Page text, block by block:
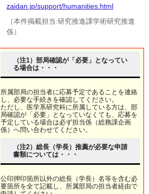
zaidan.jp/support/humanities.html
（本件掲載担当:研究推進課学術研究推進
係）
（注1）部局確認が「必要」となってい
る場合は・・・
所属部局の担当者に応募予定であることを連絡
し、必要な手続きを確認してください。
ただし、医学系研究科に所属している方は、部
局確認が「必要」となっていなくても、応募を
予定している場合は必ず担当係（総務課企画
係）へ問い合わせてください。
（注2）総長（学長）推薦が必要な申請
書類については・・・
公印押印箇所以外の総長（学長）名等を含む必
要箇所を全て記載し、所属部局の担当者経由で